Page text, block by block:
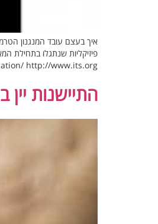
איך בעצם עובד המנגנון
http://www.its.org/ […]
התיישנות יין